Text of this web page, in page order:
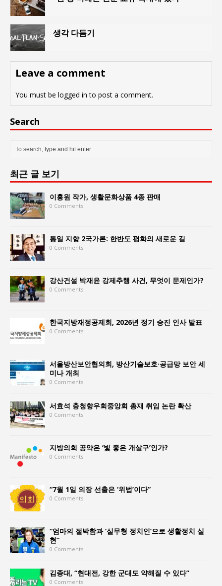
생각 다듬기
Leave a comment
You must be logged in to post a comment.
Search
최근 글 보기
이홍원 작가, 생활문화상품 4종 판매
0 Comments
통일 지향 2국가론: 한반도 평화의 새로운 길
0 Comments
강산건설 박재윤 강제추행 사건, 무엇이 문제인가?
0 Comments
한국지방재정공제회, 2026년 정기 승진 인사 발표
0 Comments
서울방산보안협의회, 방산기술보호·공급망 보안 세
미나 개최
0 Comments
서효석 충청향우회중앙회 총재 취임 논란 확산
0 Comments
지방의회 공약은 ‘빛 좋은 개살구’인가?
0 Comments
“7월 1일 의장 선출은 ‘위법’이다”
0 Comments
“엄마의 절박함과 ‘실무형 정치인’으로 생활정치 실
현”
0 Comments
김종대, “현대전, 강한 군대도 약해질 수 있다”
0 Comments